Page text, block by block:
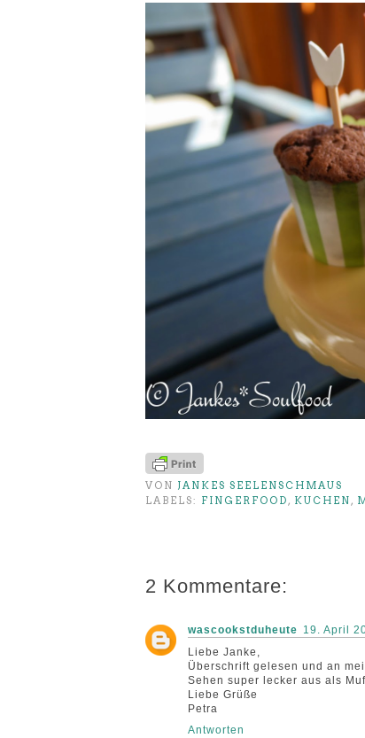
VON JANKES SEELENSCHMAUS
LABELS: FINGERFOOD, KUCHEN,
2 Kommentare:
wascookstduheute 19. April
Liebe Janke,
Überschrift gelesen und an
Sehen super lecker aus als
Liebe Grüße
Petra
Antworten